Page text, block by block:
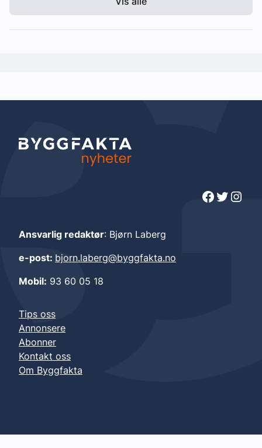
Facebook Twitter Instagram
Ansvarlig redaktør: Bjørn Laberg
e-post: bjorn.laberg@byggfakta.no
Mobil: 93 60 05 18
Tips oss
Annonsere
Abonner
Kontakt oss
Om Byggfakta